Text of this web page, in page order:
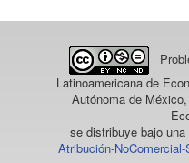
Latinoamericana de
Autónoma de
se distribuye bajo una
Atribución-